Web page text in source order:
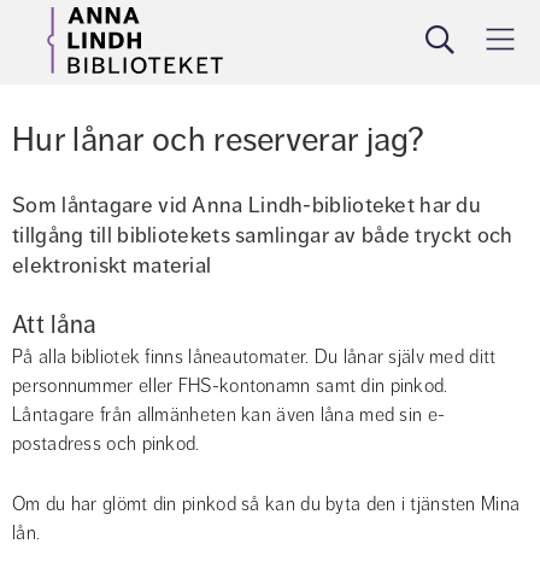
Sök Meny
Hur lånar och reserverar jag?
Som låntagare vid Anna Lindh-biblioteket har du
tillgång till bibliotekets samlingar av både tryckt och
elektroniskt material
Att låna
På alla bibliotek finns låneautomater. Du lånar själv med ditt
personnummer eller FHS-kontonamn samt din pinkod.
Låntagare från allmänheten kan även låna med sin e-
postadress och pinkod.
Om du har glömt din pinkod så kan du byta den i tjänsten Mina
lån.